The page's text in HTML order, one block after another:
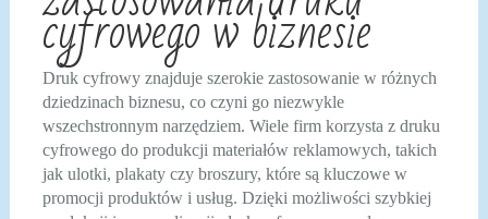
cyfrowego w biznesie
Druk cyfrowy znajduje szerokie zastosowanie w różnych
dziedzinach biznesu, co czyni go niezwykle
wszechstronnym narzędziem. Wiele firm korzysta z druku
cyfrowego do produkcji materiałów reklamowych, takich
jak ulotki, plakaty czy broszury, które są kluczowe w
promocji produktów i usług. Dzięki możliwości szybkiej